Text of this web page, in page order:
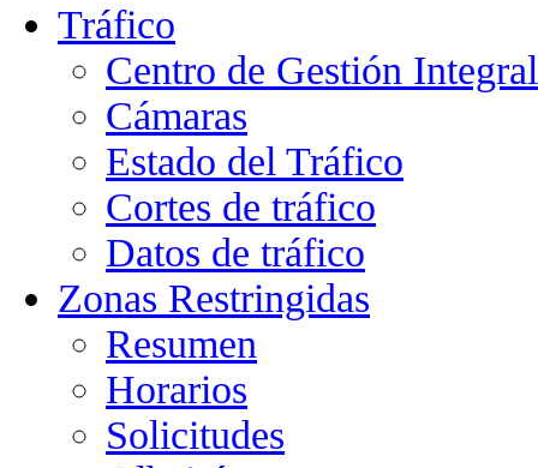
Tráfico
Centro de Gestión
Cámaras
Estado del Tráfico
Cortes de tráfico
Datos de tráfico
Zonas Restringidas
Resumen
Horarios
Solicitudes